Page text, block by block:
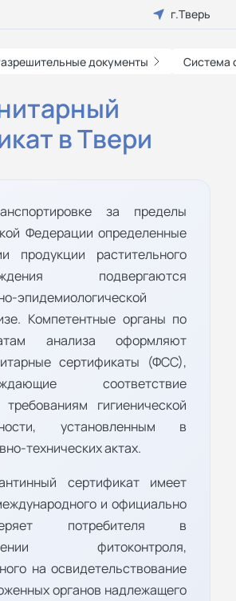
г.Тверь
документы Система
в Твери
за пределы
Федерации определенные
продукции растительного
подвергаются
эпидемиологической
Компетентные органы по
анализа оформляют
сертификаты (ФСС),
соответствие
гигиенической
установленным в
технических актах.
сертификат имеет
и официально
потребителя в
фитоконтроля,
на освидетельствование
органов надлежащего